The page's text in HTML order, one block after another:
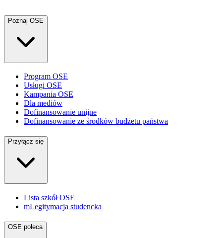
Poznaj OSE
Program OSE
Usługi OSE
Kampania OSE
Dla mediów
Dofinansowanie unijne
Dofinansowanie ze środków budżetu państwa
Przyłącz się
Lista szkół OSE
mLegitymacja studencka
OSE poleca